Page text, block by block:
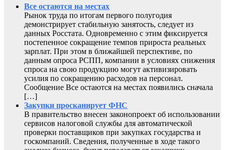
Все остаются на местах
Рынок труда по итогам первого полугодия
демонстрирует стабильную занятость, следует из
данных Росстата. Одновременно с этим фиксируется
постепенное сокращение темпов прироста реальных
зарплат. При этом в ближайшей перспективе, по
данным опроса РСПП, компании в условиях снижения
спроса на свою продукцию могут активизировать
усилия по сокращению расходов на персонал.
Сообщение Все остаются на местах появились сначала
[…]
Закупки просканирует ФНС
В правительство внесен законопроект об использовании
сервисов налоговой службы для автоматической
проверки поставщиков при закупках государства и
госкомпаний. Сведения, полученные в ходе такого